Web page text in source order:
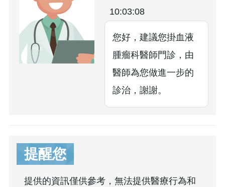
10:03:08
您好，建議您掛血液
腫瘤科醫師門診，由
醫師為您做進一步的
診治，謝謝。
提醒您
提供的資訊僅供參考，無法提供醫療行為和